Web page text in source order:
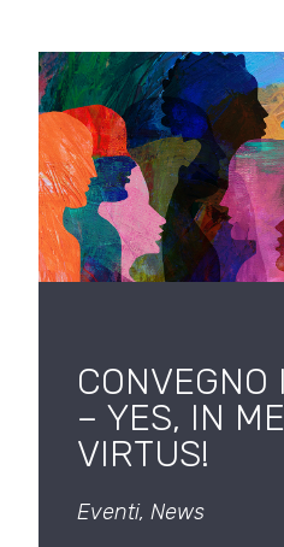
– YES, IN
VIRTUS!
Eventi, News